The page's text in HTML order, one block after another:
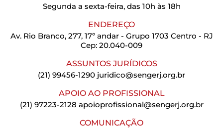
Segunda a sexta-feira, das 10h às 18h
ENDEREÇO
Av. Rio Branco, 277, 17º andar - Grupo 1703 Centro - RJ
Cep: 20.040-009
ASSUNTOS JURÍDICOS
(21) 99456-1290 juridico@sengerj.org.br
APOIO AO PROFISSIONAL
(21) 97223-2128 apoioprofissional@sengerj.org.br
COMUNICAÇÃO